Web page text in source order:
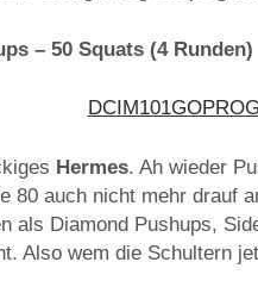
– 50 Squats (4 Runden)
Hermes. Ah wieder
80 auch nicht mehr drauf
als Diamond Pushups,
Also wem die Schultern